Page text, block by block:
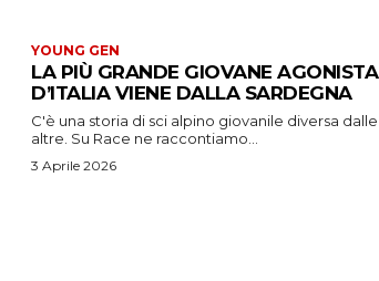
YOUNG GEN
LA PIÙ GRANDE GIOVANE AGONISTA
D’ITALIA VIENE DALLA SARDEGNA
C'è una storia di sci alpino giovanile diversa dalle
altre. Su Race ne raccontiamo...
3 Aprile 2026